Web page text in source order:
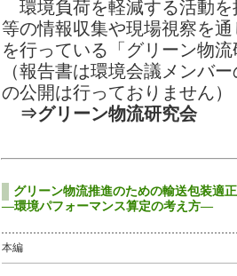
環境負荷を軽減する活動を
等の情報収集や現場視察を
を行っている「グリーン物
（報告書は環境会議メンバ
の公開は行っておりません）
⇒グリーン物流研究会
グリーン物流推進のための輸送包装適
―環境パフォーマンス算定の考え方―
本編